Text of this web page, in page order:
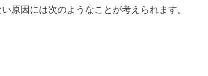
原因には次のようなことが考えられます。